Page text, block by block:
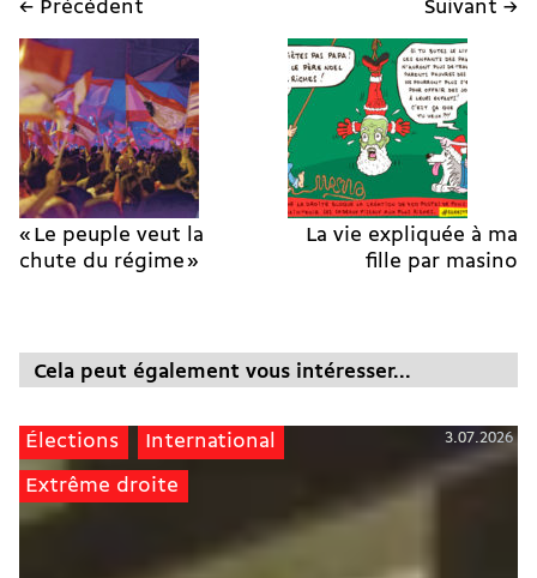
← Précédent
« Le peuple veut la
chute du régime »
Suivant →
La vie expliquée à ma
fille par masino
Cela peut également vous intéresser...
Élections International
Extrême droite
3.07.2026